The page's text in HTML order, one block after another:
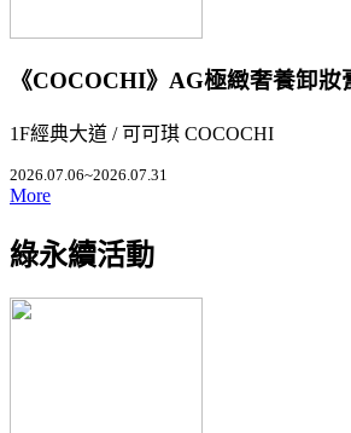
《COCOCHI》AG極緻奢養卸妝
1F經典大道 / 可可琪 COCOCHI
2026.07.06~2026.07.31
More
綠永續活動